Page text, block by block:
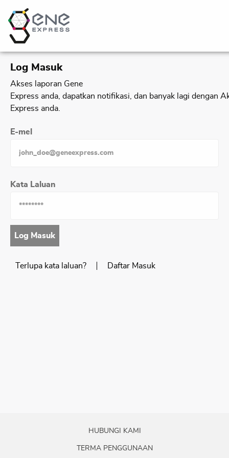
Log Masuk​
Akses laporan Gene
Express anda, dapatkan notifikasi, dan banyak lagi dengan
Express anda.​
E-mel​
Kata Laluan​
Log Masuk​
Terlupa kata laluan? Daftar Masuk​
HUBUNGI KAMI
TERMA PENGGUNAAN